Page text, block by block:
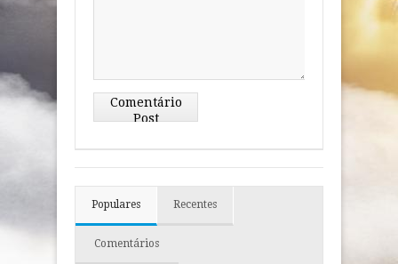
Comentário
Post
Populares Recentes
Comentários